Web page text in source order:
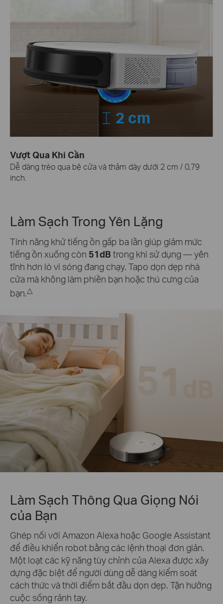
2 cm
Vượt Qua Khi Cần
Dễ dàng trèo qua bệ cửa và thảm dày dưới 2 cm / 0,79
inch.
Làm Sạch Trong Yên Lặng
Tính năng khử tiếng ồn gấp ba lần giúp giảm mức
tiếng ồn xuống còn 51dB trong khi sử dụng — yên
tĩnh hơn lò vi sóng đang chạy. Tapo dọn dẹp nhà
cửa mà không làm phiền bạn hoặc thú cưng của
bạn.△
Làm Sạch Thông Qua Giọng Nói
của Bạn
Ghép nối với Amazon Alexa hoặc Google Assistant
để điều khiển robot bằng các lệnh thoại đơn giản.
Một loạt các kỹ năng tùy chỉnh của Alexa được xây
dựng đặc biệt để người dùng dễ dàng kiểm soát
cách thức và thời điểm bắt đầu dọn dẹp. Tận hưởng
cuộc sống rảnh tay.